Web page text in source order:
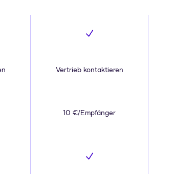
Inklusive
Vertrieb kontaktieren
10 €/Empfänger
Inklusive